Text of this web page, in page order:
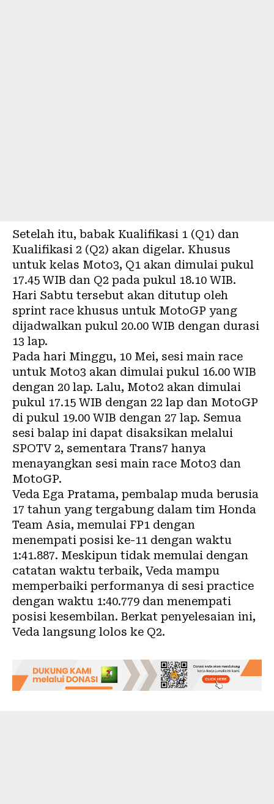
Setelah itu, babak Kualifikasi 1 (Q1) dan
Kualifikasi 2 (Q2) akan digelar. Khusus
untuk kelas Moto3, Q1 akan dimulai pukul
17.45 WIB dan Q2 pada pukul 18.10 WIB.
Hari Sabtu tersebut akan ditutup oleh
sprint race khusus untuk MotoGP yang
dijadwalkan pukul 20.00 WIB dengan durasi
13 lap.
Pada hari Minggu, 10 Mei, sesi main race
untuk Moto3 akan dimulai pukul 16.00 WIB
dengan 20 lap. Lalu, Moto2 akan dimulai
pukul 17.15 WIB dengan 22 lap dan MotoGP
di pukul 19.00 WIB dengan 27 lap. Semua
sesi balap ini dapat disaksikan melalui
SPOTV 2, sementara Trans7 hanya
menayangkan sesi main race Moto3 dan
MotoGP.
Veda Ega Pratama, pembalap muda berusia
17 tahun yang tergabung dalam tim Honda
Team Asia, memulai FP1 dengan
menempati posisi ke-11 dengan waktu
1:41.887. Meskipun tidak memulai dengan
catatan waktu terbaik, Veda mampu
memperbaiki performanya di sesi practice
dengan waktu 1:40.779 dan menempati
posisi kesembilan. Berkat penyelesaian ini,
Veda langsung lolos ke Q2.